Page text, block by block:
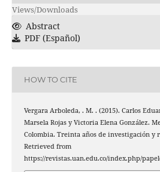
Views/Downloads
Abstract
PDF (Español)
HOW TO CITE
Vergara Arboleda, . M. . (2015). Carlos
Marsela Rojas y Victoria Elena González.
Colombia. Treinta años de investigación y
Retrieved from
https://revistas.uan.edu.co/index.php/